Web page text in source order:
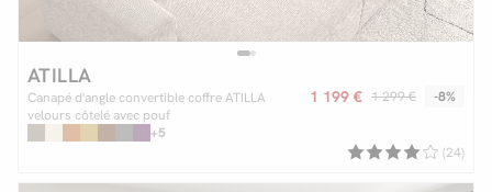
ATILLA
Canapé d'angle convertible coffre ATILLA
velours côtelé avec pouf
1 199 € 1 299 € -8%
+5
(24)